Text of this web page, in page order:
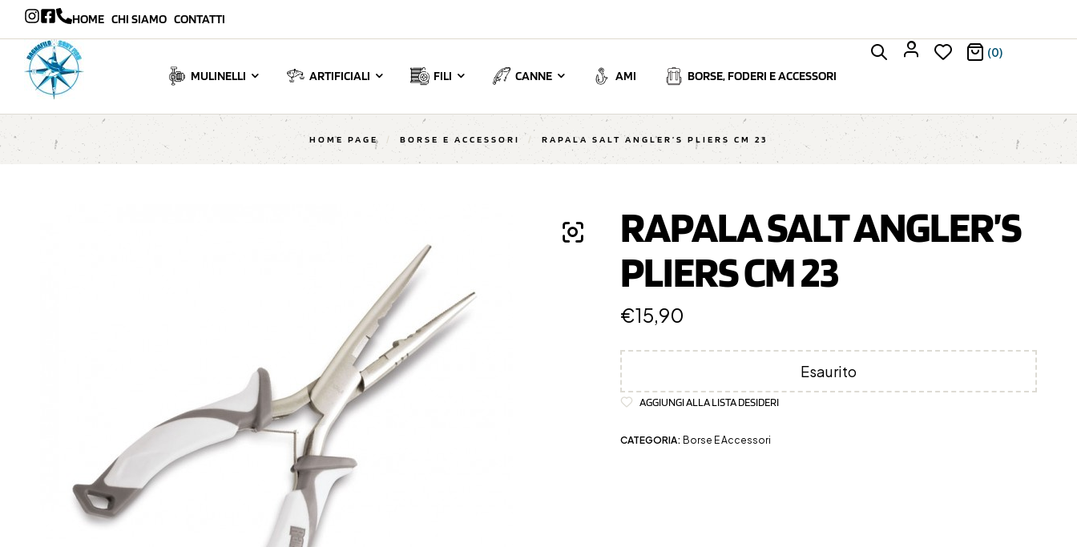
HOME CHI SIAMO CONTATTI
MULINELLI ARTIFICIALI FILI CANNE AMI BORSE, FODERI E ACCESSORI
(0)
HOME PAGE / BORSE E ACCESSORI / RAPALA SALT ANGLER’S PLIERS CM 23
RAPALA SALT ANGLER’S
PLIERS CM 23
€15,90
Esaurito
AGGIUNGI ALLA LISTA DESIDERI
CATEGORIA: Borse E Accessori